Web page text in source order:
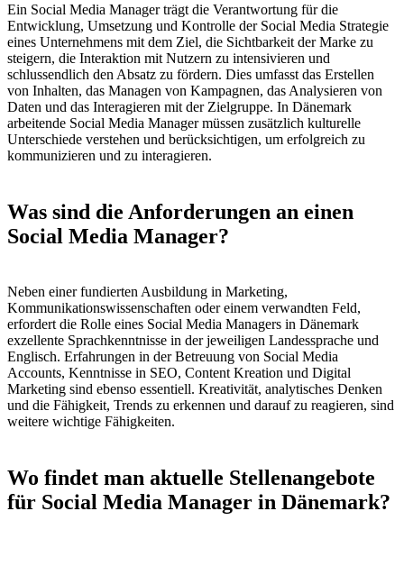
Ein Social Media Manager trägt die Verantwortung für die
Entwicklung, Umsetzung und Kontrolle der Social Media Strategie
eines Unternehmens mit dem Ziel, die Sichtbarkeit der Marke zu
steigern, die Interaktion mit Nutzern zu intensivieren und
schlussendlich den Absatz zu fördern. Dies umfasst das Erstellen
von Inhalten, das Managen von Kampagnen, das Analysieren von
Daten und das Interagieren mit der Zielgruppe. In Dänemark
arbeitende Social Media Manager müssen zusätzlich kulturelle
Unterschiede verstehen und berücksichtigen, um erfolgreich zu
kommunizieren und zu interagieren.
Was sind die Anforderungen an einen
Social Media Manager?
Neben einer fundierten Ausbildung in Marketing,
Kommunikationswissenschaften oder einem verwandten Feld,
erfordert die Rolle eines Social Media Managers in Dänemark
exzellente Sprachkenntnisse in der jeweiligen Landessprache und
Englisch. Erfahrungen in der Betreuung von Social Media
Accounts, Kenntnisse in SEO, Content Kreation und Digital
Marketing sind ebenso essentiell. Kreativität, analytisches Denken
und die Fähigkeit, Trends zu erkennen und darauf zu reagieren, sind
weitere wichtige Fähigkeiten.
Wo findet man aktuelle Stellenangebote
für Social Media Manager in Dänemark?